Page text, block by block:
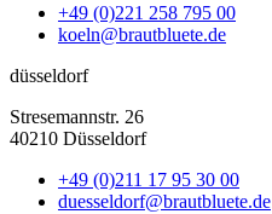
+49 (0)221 258 795 00
koeln@brautbluete.de
düsseldorf
Stresemannstr. 26
40210 Düsseldorf
+49 (0)211 17 95 30 00
duesseldorf@brautbluete.de